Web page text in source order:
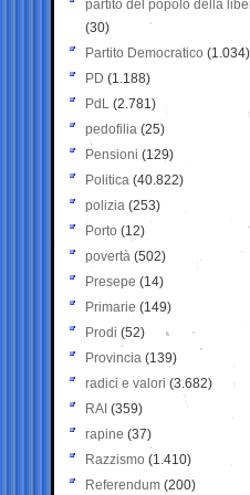
partito del popolo della
(30)
Partito Democratico (1.034)
PD (1.188)
PdL (2.781)
pedofilia (25)
Pensioni (129)
Politica (40.822)
polizia (253)
Porto (12)
povertà (502)
Presepe (14)
Primarie (149)
Prodi (52)
Provincia (139)
radici e valori (3.682)
RAI (359)
rapine (37)
Razzismo (1.410)
Referendum (200)